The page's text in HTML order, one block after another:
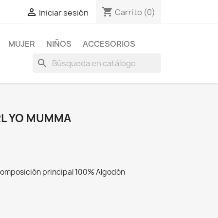
 Iniciar sesión shopping_cart Carrito (0)
MUJER NIÑOS ACCESORIOS
search
YO MUMMA
principal 100% Algodón